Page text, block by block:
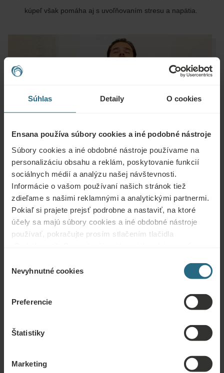
Súhlas Detaily O cookies
Ensana používa súbory cookies a iné podobné nástroje
Súbory cookies a iné obdobné nástroje používame na
personalizáciu obsahu a reklám, poskytovanie funkcií
sociálnych médií a analýzu našej návštevnosti.
Informácie o vašom používaní našich stránok tiež
zdieľame s našimi reklamnými a analytickými partnermi.
Pokiaľ si prajete prejsť podrobne a nastaviť, na ktoré
účely sa majú súbory cookies a iné obdobné nástroje
používať, pokračujte prosím stlačením tlačidla
súhlasu
Nevyhnutné cookies
Preferencie
Štatistiky
Marketing
kúpeľ však pomáha aj s uvoľňovaním stresu a napätia.
Otázky
Kontaktujte nás s akoukoľvek otázkou týkajúcou sa našich hotelov Ensana
alebo služieb. Otázky a odpovede týkajúce sa nášho vernostného programu
nášho vernostného programu a získať ďalšie zľavy, výhody alebo len chcete